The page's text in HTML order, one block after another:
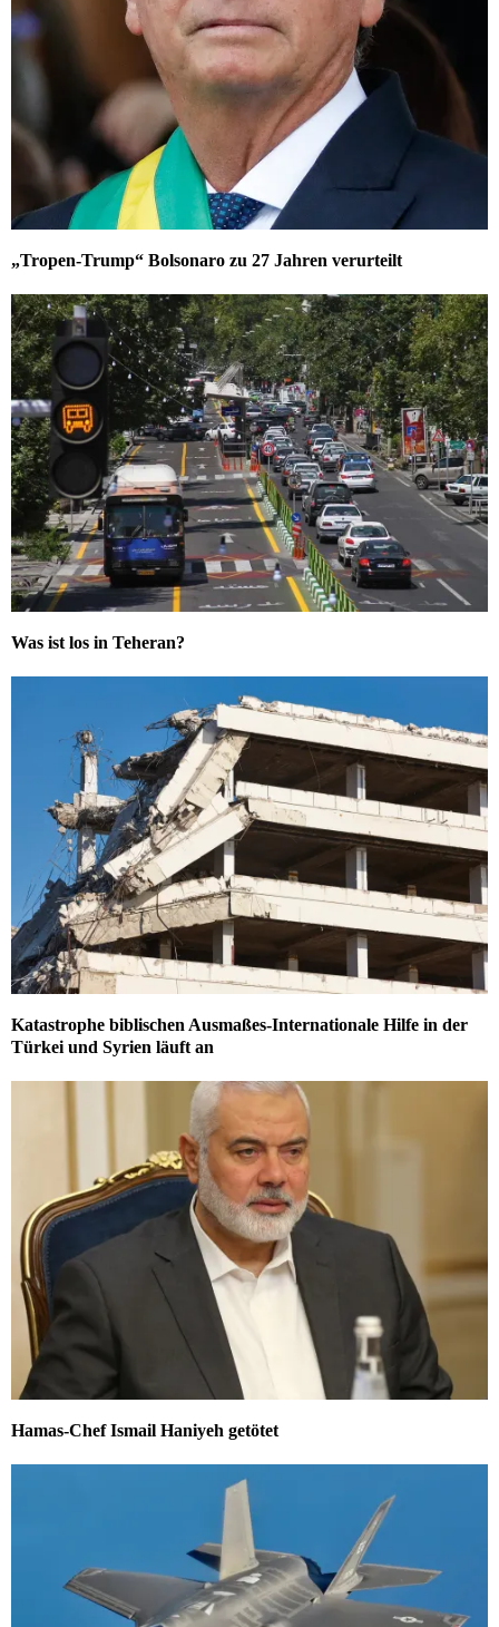
„Tropen-Trump“ Bolsonaro zu 27 Jahren verurteilt
Was ist los in Teheran?
Katastrophe biblischen Ausmaßes-Internationale Hilfe in der
Türkei und Syrien läuft an
Hamas-Chef Ismail Haniyeh getötet